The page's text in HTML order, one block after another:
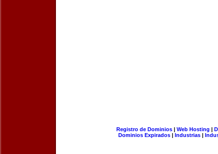
Registro de Dominios| Web Hosting |
Dominios Expirados | Industrias |